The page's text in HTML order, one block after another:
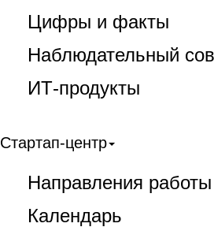
Цифры и факты
Наблюдательный
ИТ-продукты
Стартап-центр
Направления работы
Календарь